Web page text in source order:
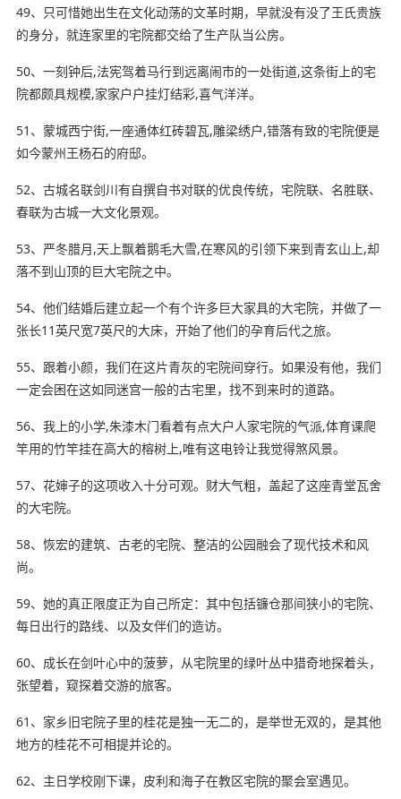
49、只可惜她出生在文化动荡的文革时期，早就没有没了王氏贵族
的身分，就连家里的宅院都交给了生产队当公房。
50、一刻钟后,法宪驾着马行到远离闹市的一处街道,这条街上的宅
院都颇具规模,家家户户挂灯结彩,喜气洋洋。
51、蒙城西宁街,一座通体红砖碧瓦,雕梁绣户,错落有致的宅院便是
如今蒙州王杨石的府邸。
52、古城名联剑川有自撰自书对联的优良传统，宅院联、名胜联、
春联为古城一大文化景观。
53、严冬腊月,天上飘着鹅毛大雪,在寒风的引领下来到青玄山上,却
落不到山顶的巨大宅院之中。
54、他们结婚后建立起一个有个许多巨大家具的大宅院，并做了一
张长11英尺宽7英尺的大床，开始了他们的孕育后代之旅。
55、跟着小颜，我们在这片青灰的宅院间穿行。如果没有他，我们
一定会困在这如同迷宫一般的古宅里，找不到来时的道路。
56、我上的小学,朱漆木门看着有点大户人家宅院的气派,体育课爬
竿用的竹竿挂在高大的榕树上,唯有这电铃让我觉得煞风景。
57、花婶子的这项收入十分可观。财大气粗，盖起了这座青堂瓦舍
的大宅院。
58、恢宏的建筑、古老的宅院、整洁的公园融会了现代技术和风
尚。
59、她的真正限度正为自己所定：其中包括镰仓那间狭小的宅院、
每日出行的路线、以及女伴们的造访。
60、成长在剑叶心中的菠萝，从宅院里的绿叶丛中猎奇地探着头，
张望着，窥探着交游的旅客。
61、家乡旧宅院子里的桂花是独一无二的，是举世无双的，是其他
地方的桂花不可相提并论的。
62、主日学校刚下课，皮利和海子在教区宅院的聚会室遇见。